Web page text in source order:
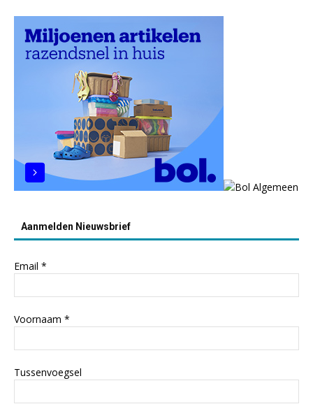
Aanmelden Nieuwsbrief
Email *
Voornaam *
Tussenvoegsel